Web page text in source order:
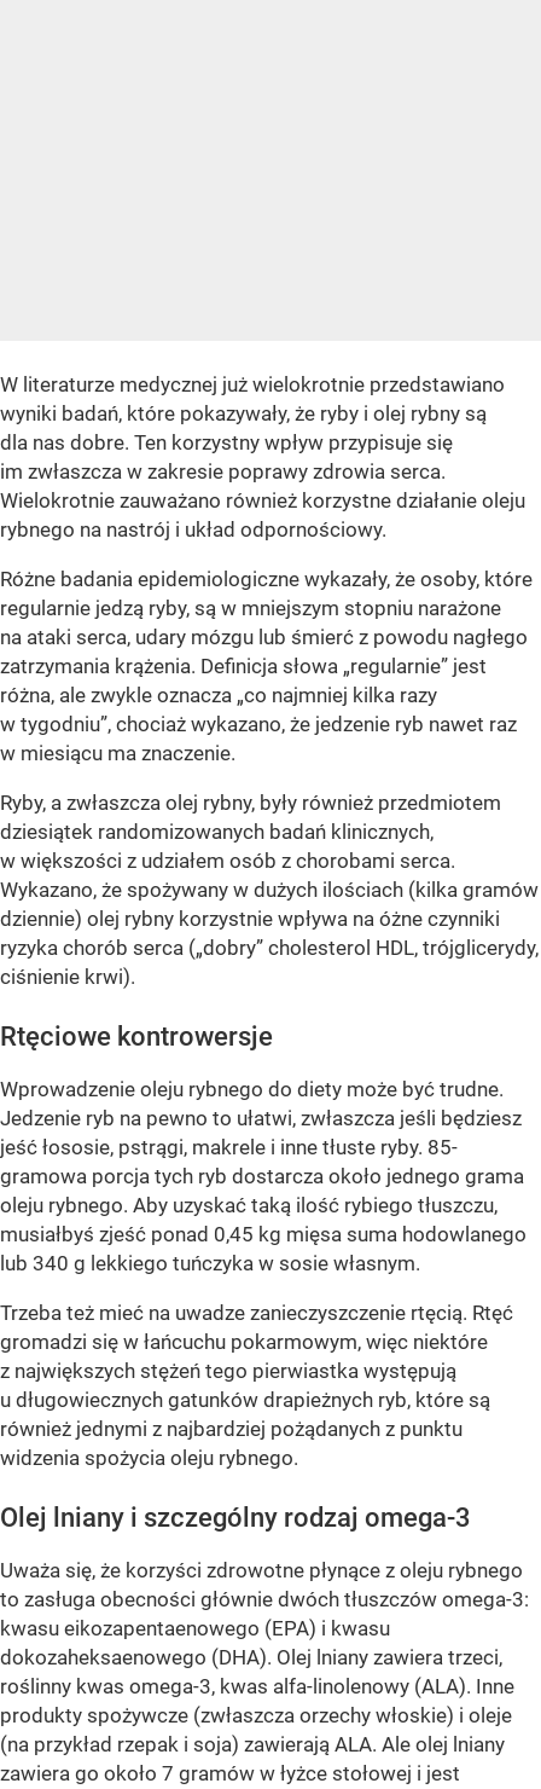
W literaturze medycznej już wielokrotnie przedstawiano
wyniki badań, które pokazywały, że ryby i olej rybny są
dla nas dobre. Ten korzystny wpływ przypisuje się
im zwłaszcza w zakresie poprawy zdrowia serca.
Wielokrotnie zauważano również korzystne działanie oleju
rybnego na nastrój i układ odpornościowy.
Różne badania epidemiologiczne wykazały, że osoby, które
regularnie jedzą ryby, są w mniejszym stopniu narażone
na ataki serca, udary mózgu lub śmierć z powodu nagłego
zatrzymania krążenia. Definicja słowa „regularnie” jest
różna, ale zwykle oznacza „co najmniej kilka razy
w tygodniu”, chociaż wykazano, że jedzenie ryb nawet raz
w miesiącu ma znaczenie.
Ryby, a zwłaszcza olej rybny, były również przedmiotem
dziesiątek randomizowanych badań klinicznych,
w większości z udziałem osób z chorobami serca.
Wykazano, że spożywany w dużych ilościach (kilka gramów
dziennie) olej rybny korzystnie wpływa na óżne czynniki
ryzyka chorób serca („dobry” cholesterol HDL, trójglicerydy,
ciśnienie krwi).
Rtęciowe kontrowersje
Wprowadzenie oleju rybnego do diety może być trudne.
Jedzenie ryb na pewno to ułatwi, zwłaszcza jeśli będziesz
jeść łososie, pstrągi, makrele i inne tłuste ryby. 85-
gramowa porcja tych ryb dostarcza około jednego grama
oleju rybnego. Aby uzyskać taką ilość rybiego tłuszczu,
musiałbyś zjeść ponad 0,45 kg mięsa suma hodowlanego
lub 340 g lekkiego tuńczyka w sosie własnym.
Trzeba też mieć na uwadze zanieczyszczenie rtęcią. Rtęć
gromadzi się w łańcuchu pokarmowym, więc niektóre
z największych stężeń tego pierwiastka występują
u długowiecznych gatunków drapieżnych ryb, które są
również jednymi z najbardziej pożądanych z punktu
widzenia spożycia oleju rybnego.
Olej lniany i szczególny rodzaj omega-3
Uważa się, że korzyści zdrowotne płynące z oleju rybnego
to zasługa obecności głównie dwóch tłuszczów omega-3:
kwasu eikozapentaenowego (EPA) i kwasu
dokozaheksaenowego (DHA). Olej lniany zawiera trzeci,
roślinny kwas omega-3, kwas alfa-linolenowy (ALA). Inne
produkty spożywcze (zwłaszcza orzechy włoskie) i oleje
(na przykład rzepak i soja) zawierają ALA. Ale olej lniany
zawiera go około 7 gramów w łyżce stołowej i jest